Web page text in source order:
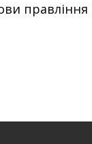
правління